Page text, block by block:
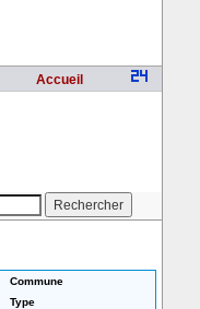
Accueil
Commune
Type